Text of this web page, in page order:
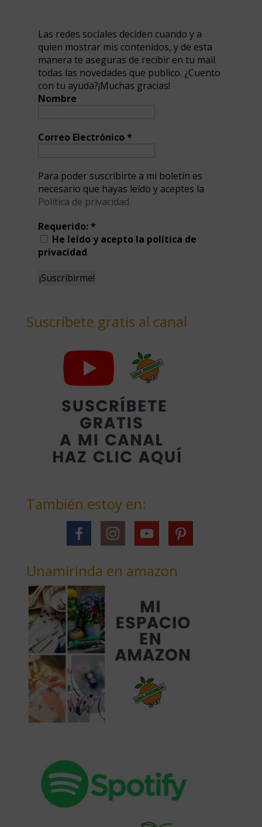
Las redes sociales deciden cuando y a
quien mostrar mis contenidos, y de esta
manera te aseguras de recibir en tu mail
todas las novedades que publico. ¿Cuento
con tu ayuda?¡Muchas gracias!
Nombre
Correo Electrónico*
Para poder suscribirte a mi boletín es
necesario que hayas leído y aceptes la
Política de privacidad
Requerido:*
He leído y acepto la política de
privacidad
Suscríbete gratis al canal
También estoy en:
Unamirinda en amazon